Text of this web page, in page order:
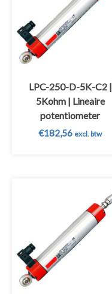
LPC-250-D-5K-C2 |
5Kohm | Lineaire
potentiometer
€182,56 excl. btw